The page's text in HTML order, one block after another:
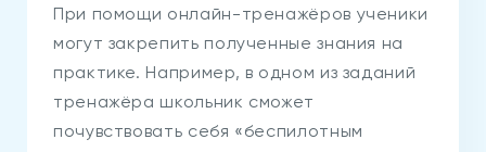
При помощи онлайн-тренажёров ученики
могут закрепить полученные знания на
практике. Например, в одном из заданий
тренажёра школьник сможет
почувствовать себя «беспилотным